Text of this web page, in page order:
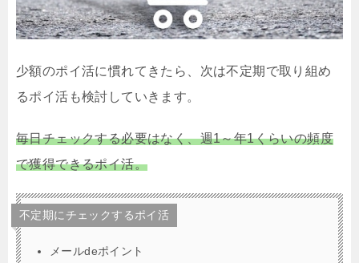
少額のポイ活に慣れてきたら、次は不定期で取り組め
るポイ活も検討していきます。
毎日チェックする必要はなく、週1～年1くらいの頻度
で獲得できるポイ活。
不定期にチェックするポイ活
メールdeポイント